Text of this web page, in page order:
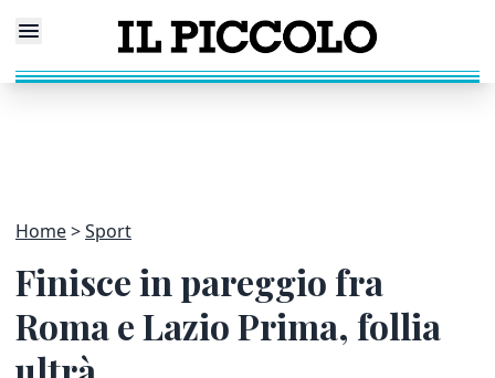
Home Sport
Finisce in pareggio fra
Roma e Lazio Prima, follia